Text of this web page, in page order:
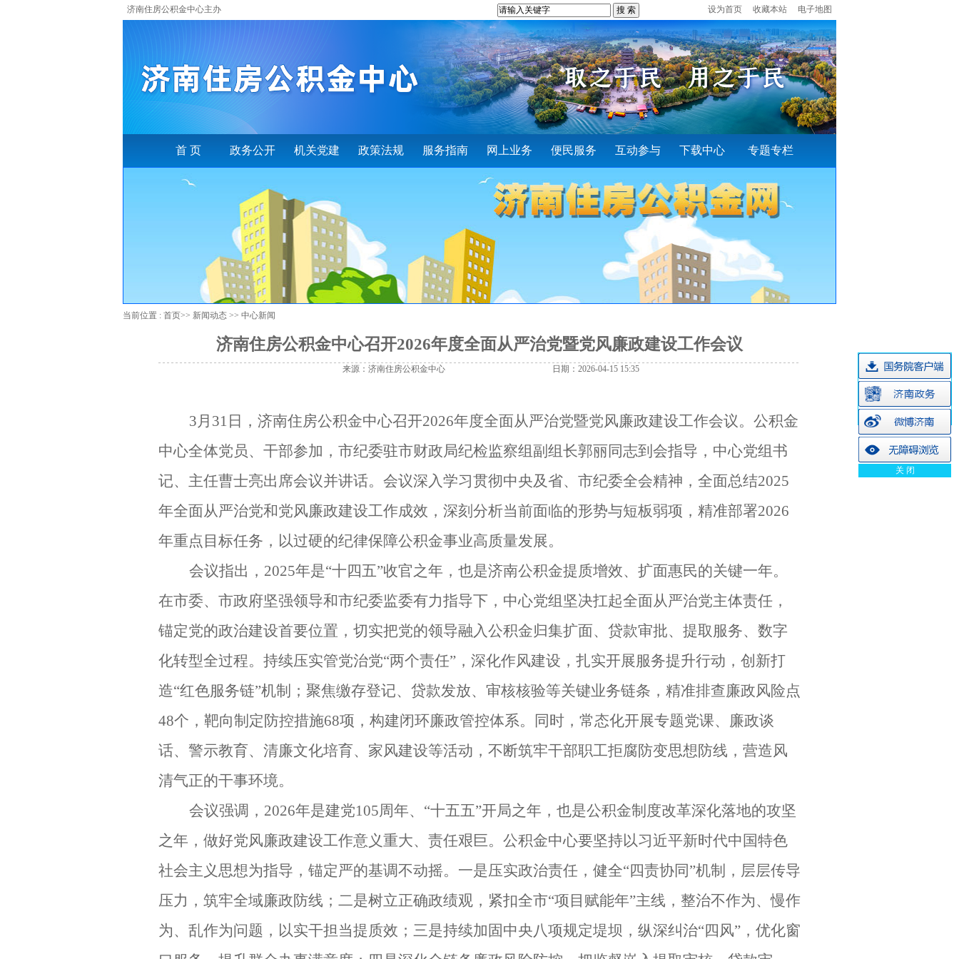
济南住房公积金中心主办 设为首页 收藏本站 电子地图
首 页 政务公开 机关党建 政策法规 服务指南 网上业务 便民服务 互动参与 下载中心 专题专栏
当前位置 : 首页>> 新闻动态 >> 中心新闻
济南住房公积金中心召开2026年度全面从严治党暨党风廉政建设工作会议
来源：济南住房公积金中心 日期：2026-04-15 15:35
3月31日，济南住房公积金中心召开2026年度全面从严治党暨党风廉政建设工作会议。 公积金
中心全体党员、干部参加，市纪委驻市财政局纪检监察组副组长郭丽同志到会指导， 中心党组书
记、主任曹士亮出席会议并讲话。会议深入学习贯彻中央及省、市纪委全会精神，全面总结2025
年全面从严治党和党风廉政建设工作成效，深刻分析当前面临的形势与短板弱项，精准部署2026
年重点目标任务，以过硬的纪律保障公积金事业高质量发展。
会议指出， 2025年是“十四五”收官之年，也是济南公积金提质增效、扩面惠民的关键一年。
在市委、市政府坚强领导和市纪委监委有力指导下，中心党组坚决扛起全面从严治党主体责任，
锚定党的政治建设首要位置，切实把党的领导融入公积金归集扩面、贷款审批、提取服务、数字
化转型全过程。持续压实管党治党“两个责任”，深化作风建设，扎实开展服务提升行动，创新打
造“红色服务链”机制；聚焦缴存登记、贷款发放、审核核验等关键业务链条，精准排查廉政风险点
48个，靶向制定防控措施68项，构建闭环廉政管控体系。同时，常态化开展专题党课、廉政谈
话、警示教育、清廉文化培育、家风建设等活动，不断筑牢干部职工拒腐防变思想防线，营造风
清气正的干事环境。
会议强调， 2026年是建党105周年、“十五五”开局之年，也是公积金制度改革深化落地的攻坚
之年，做好党风廉政建设工作意义重大、责任艰巨。公积金中心要坚持以习近平新时代中国特色
社会主义思想为指导，锚定严的基调不动摇。一是压实政治责任，健全“四责协同”机制，层层传导
压力，筑牢全域廉政防线；二是树立正确政绩观，紧扣全市“项目赋能年”主线，整治不作为、慢作
为、乱作为问题，以实干担当提质效；三是持续加固中央八项规定堤坝，纵深纠治“四风”，优化窗
关 闭